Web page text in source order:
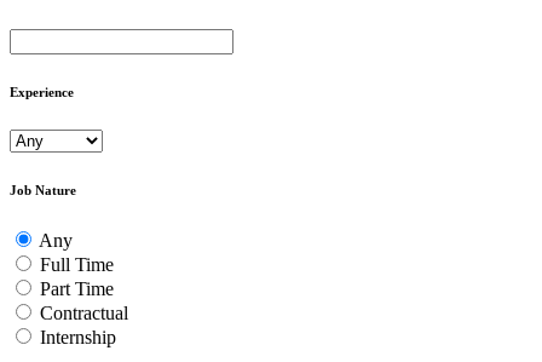
Experience
Job Nature
Any
Full Time
Part Time
Contractual
Internship